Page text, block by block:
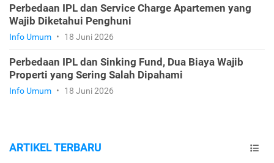
Perbedaan IPL dan Service Charge Apartemen yang
Wajib Diketahui Penghuni
Info Umum • 18 Juni 2026
Perbedaan IPL dan Sinking Fund, Dua Biaya Wajib
Properti yang Sering Salah Dipahami
Info Umum • 18 Juni 2026
ARTIKEL TERBARU